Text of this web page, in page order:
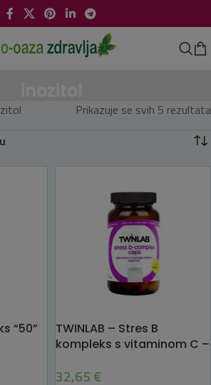
Prikazuje se svih 5 rezultata
“50”
TWINLAB – Stres B
kompleks s vitaminom C –
32,65 €